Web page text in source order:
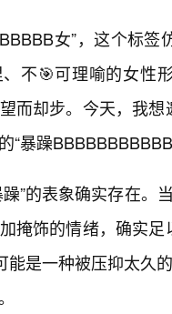
女”，这个标
不🎯可理喻的女性
而却步。今天，我
“暴躁
”的表象确实存在。
掩饰的情绪，确实足
能是一种被压抑太久